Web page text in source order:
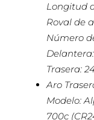
Longitud
Roval de
Número
Delantera:
Trasera:
Aro
Modelo:
700c